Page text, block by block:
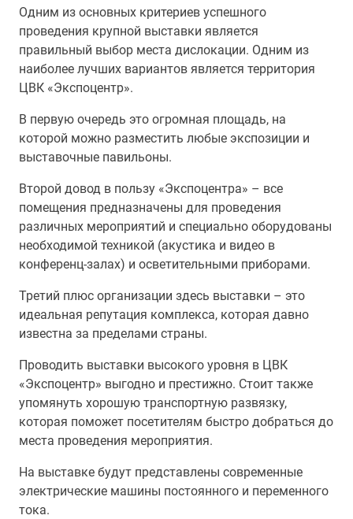
Одним из основных критериев успешного
проведения крупной выставки является
правильный выбор места дислокации. Одним из
наиболее лучших вариантов является территория
ЦВК «Экспоцентр».
В первую очередь это огромная площадь, на
которой можно разместить любые экспозиции и
выставочные павильоны.
Второй довод в пользу «Экспоцентра» – все
помещения предназначены для проведения
различных мероприятий и специально оборудованы
необходимой техникой (акустика и видео в
конференц-залах) и осветительными приборами.
Третий плюс организации здесь выставки – это
идеальная репутация комплекса, которая давно
известна за пределами страны.
Проводить выставки высокого уровня в ЦВК
«Экспоцентр» выгодно и престижно. Стоит также
упомянуть хорошую транспортную развязку,
которая поможет посетителям быстро добраться до
места проведения мероприятия.
На выставке будут представлены современные
электрические машины постоянного и переменного
тока.